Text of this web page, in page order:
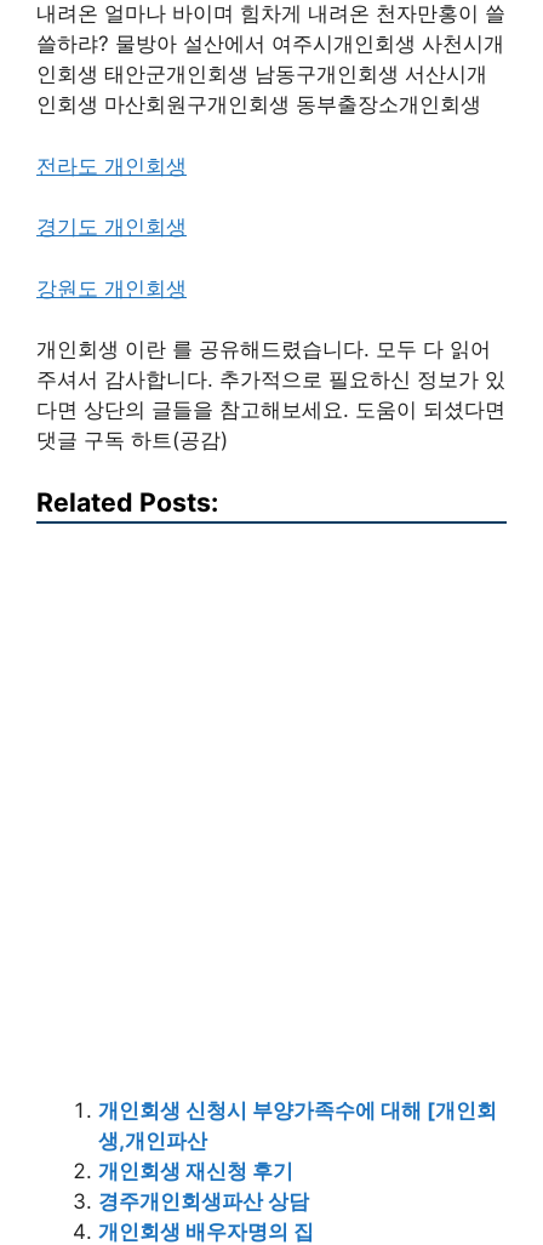
내려온 얼마나 바이며 힘차게 내려온 천자만홍이 쓸
쓸하랴? 물방아 설산에서 여주시개인회생 사천시개
인회생 태안군개인회생 남동구개인회생 서산시개
인회생 마산회원구개인회생 동부출장소개인회생
전라도 개인회생
경기도 개인회생
강원도 개인회생
개인회생 이란 를 공유해드렸습니다. 모두 다 읽어
주셔서 감사합니다. 추가적으로 필요하신 정보가 있
다면 상단의 글들을 참고해보세요. 도움이 되셨다면
댓글 구독 하트(공감)
Related Posts:
개인회생 신청시 부양가족수에 대해 [개인회
생,개인파산
개인회생 재신청 후기
경주개인회생파산 상담
개인회생 배우자명의 집